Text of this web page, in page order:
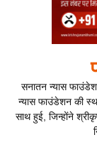
सनातन न्यास
न्यास फाउंडेशन की
साथ हुई, जिन्होंने